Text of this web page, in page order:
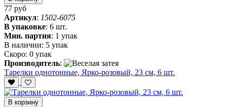
77 руб
Артикул: 1502-6075
В упаковке: 6 шт.
Мин. партия: 1 упак
В наличии: 5 упак
Скоро: 0 упак
Производитель:
Тарелки однотонные, Ярко-розовый, 23 см, 6 шт.
В корзину